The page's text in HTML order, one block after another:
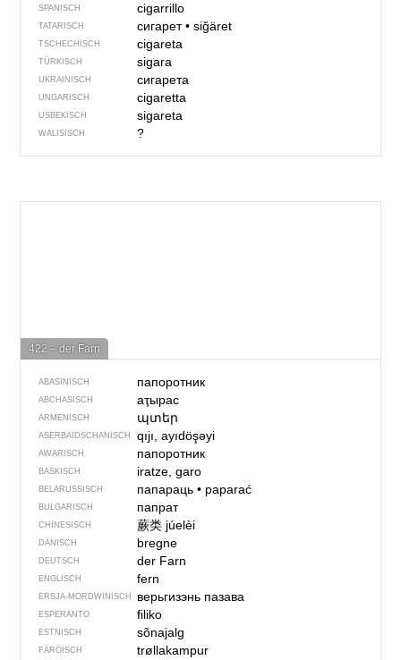
SPANISCH cigarrillo
TATARISCH сигарет• siğäret
TSCHECHISCH cigareta
TÜRKISCH sigara
UKRAINISCH сигарета
UNGARISCH cigaretta
USBEKISCH sigareta
WALISISCH ?
422 – der Farn
ABASINISCH папоротник
ABCHASISCH аҭырас
ARMENISCH պտեր
ASERBAIDSCHANISCH qıjı, ayıdöşəyi
AWARISCH папоротник
BASKISCH iratze, garo
BELARUSSISCH папараць• paparać
BULGARISCH папрат
CHINESISCH 蕨类 júelèi
DÄNISCH bregne
DEUTSCH der Farn
ENGLISCH fern
ERSJA-MORDWINISCH верьгизэнь пазава
ESPERANTO filiko
ESTNISCH sõnajalg
FÄRÖISCH trøllakampur